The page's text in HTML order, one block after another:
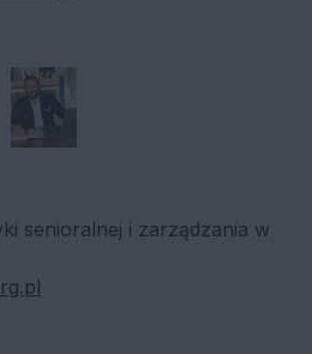
senioralnej i zarządzania w